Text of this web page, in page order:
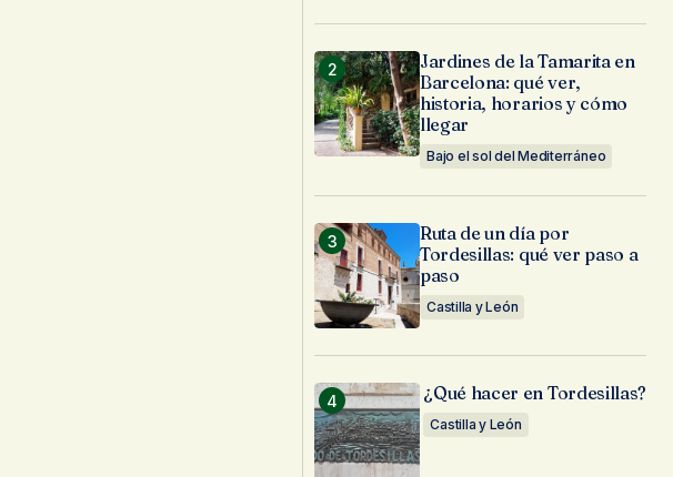
Jardines de la Tamarita en
Barcelona: qué ver,
historia, horarios y cómo
llegar
Bajo el sol del Mediterráneo
Ruta de un día por
Tordesillas: qué ver paso a
paso
Castilla y León
¿Qué hacer en Tordesillas?
Castilla y León